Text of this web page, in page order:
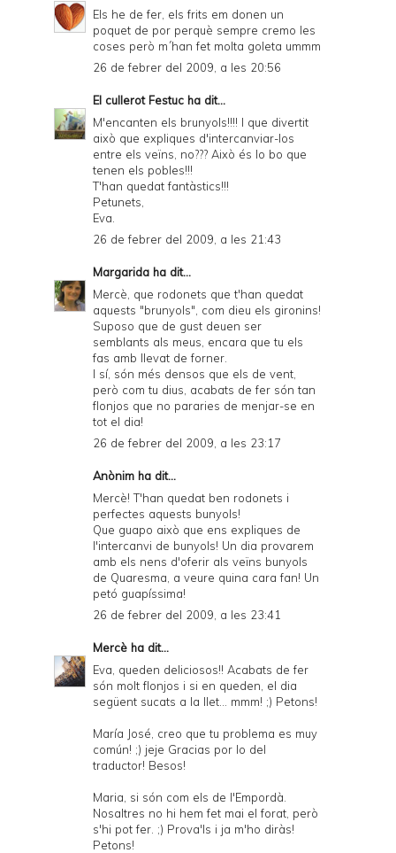
Els he de fer, els frits em donen un
poquet de por perquè sempre cremo les
coses però m´han fet molta goleta ummm
26 de febrer del 2009, a les 20:56
El cullerot Festuc ha dit...
M'encanten els brunyols!!!! I que divertit
això que expliques d'intercanviar-los
entre els veïns, no??? Això és lo bo que
tenen els pobles!!!
T'han quedat fantàstics!!!
Petunets,
Eva.
26 de febrer del 2009, a les 21:43
Margarida ha dit...
Mercè, que rodonets que t'han quedat
aquests "brunyols", com dieu els gironins!
Suposo que de gust deuen ser
semblants als meus, encara que tu els
fas amb llevat de forner.
I sí, són més densos que els de vent,
però com tu dius, acabats de fer són tan
flonjos que no pararies de menjar-se en
tot el dia!
26 de febrer del 2009, a les 23:17
Anònim ha dit...
Mercè! T'han quedat ben rodonets i
perfectes aquests bunyols!
Que guapo això que ens expliques de
l'intercanvi de bunyols! Un dia provarem
amb els nens d'oferir als veïns bunyols
de Quaresma, a veure quina cara fan! Un
petó guapíssima!
26 de febrer del 2009, a les 23:41
Mercè ha dit...
Eva, queden deliciosos!! Acabats de fer
són molt flonjos i si en queden, el dia
següent sucats a la llet... mmm! ;) Petons!
María José, creo que tu problema es muy
común! ;) jeje Gracias por lo del
traductor! Besos!
Maria, si són com els de l'Empordà.
Nosaltres no hi hem fet mai el forat, però
s'hi pot fer. ;) Prova'ls i ja m'ho diràs!
Petons!